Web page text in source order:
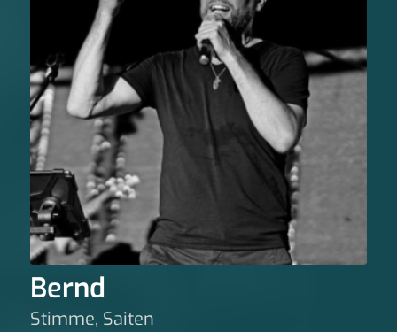
Bernd
Stimme, Saiten